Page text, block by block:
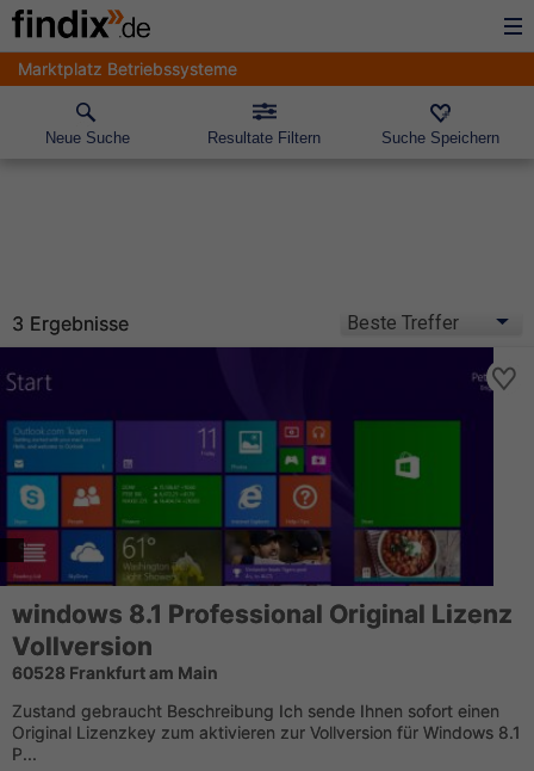
Marktplatz Betriebssysteme
Neue Suche Resultate Filtern Suche Speichern
3 Ergebnisse
windows 8.1 Professional Original Lizenz
Vollversion
60528 Frankfurt am Main
Zustand gebraucht Beschreibung Ich sende Ihnen sofort einen
Original Lizenzkey zum aktivieren zur Vollversion für Windows 8.1
P...